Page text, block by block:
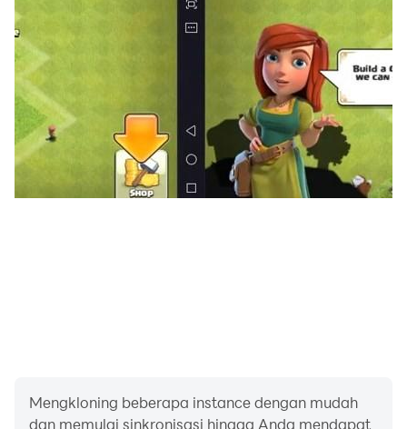
Emotes and dance adalah aplikasi emotes gratis
untuk tahun 2022! Anda juga dapat membagikan
emote yang Anda unduh dengan teman dan media
sosial.
Mengkloning beberapa instance dengan mudah
dan memulai sinkronisasi hingga Anda mendapat